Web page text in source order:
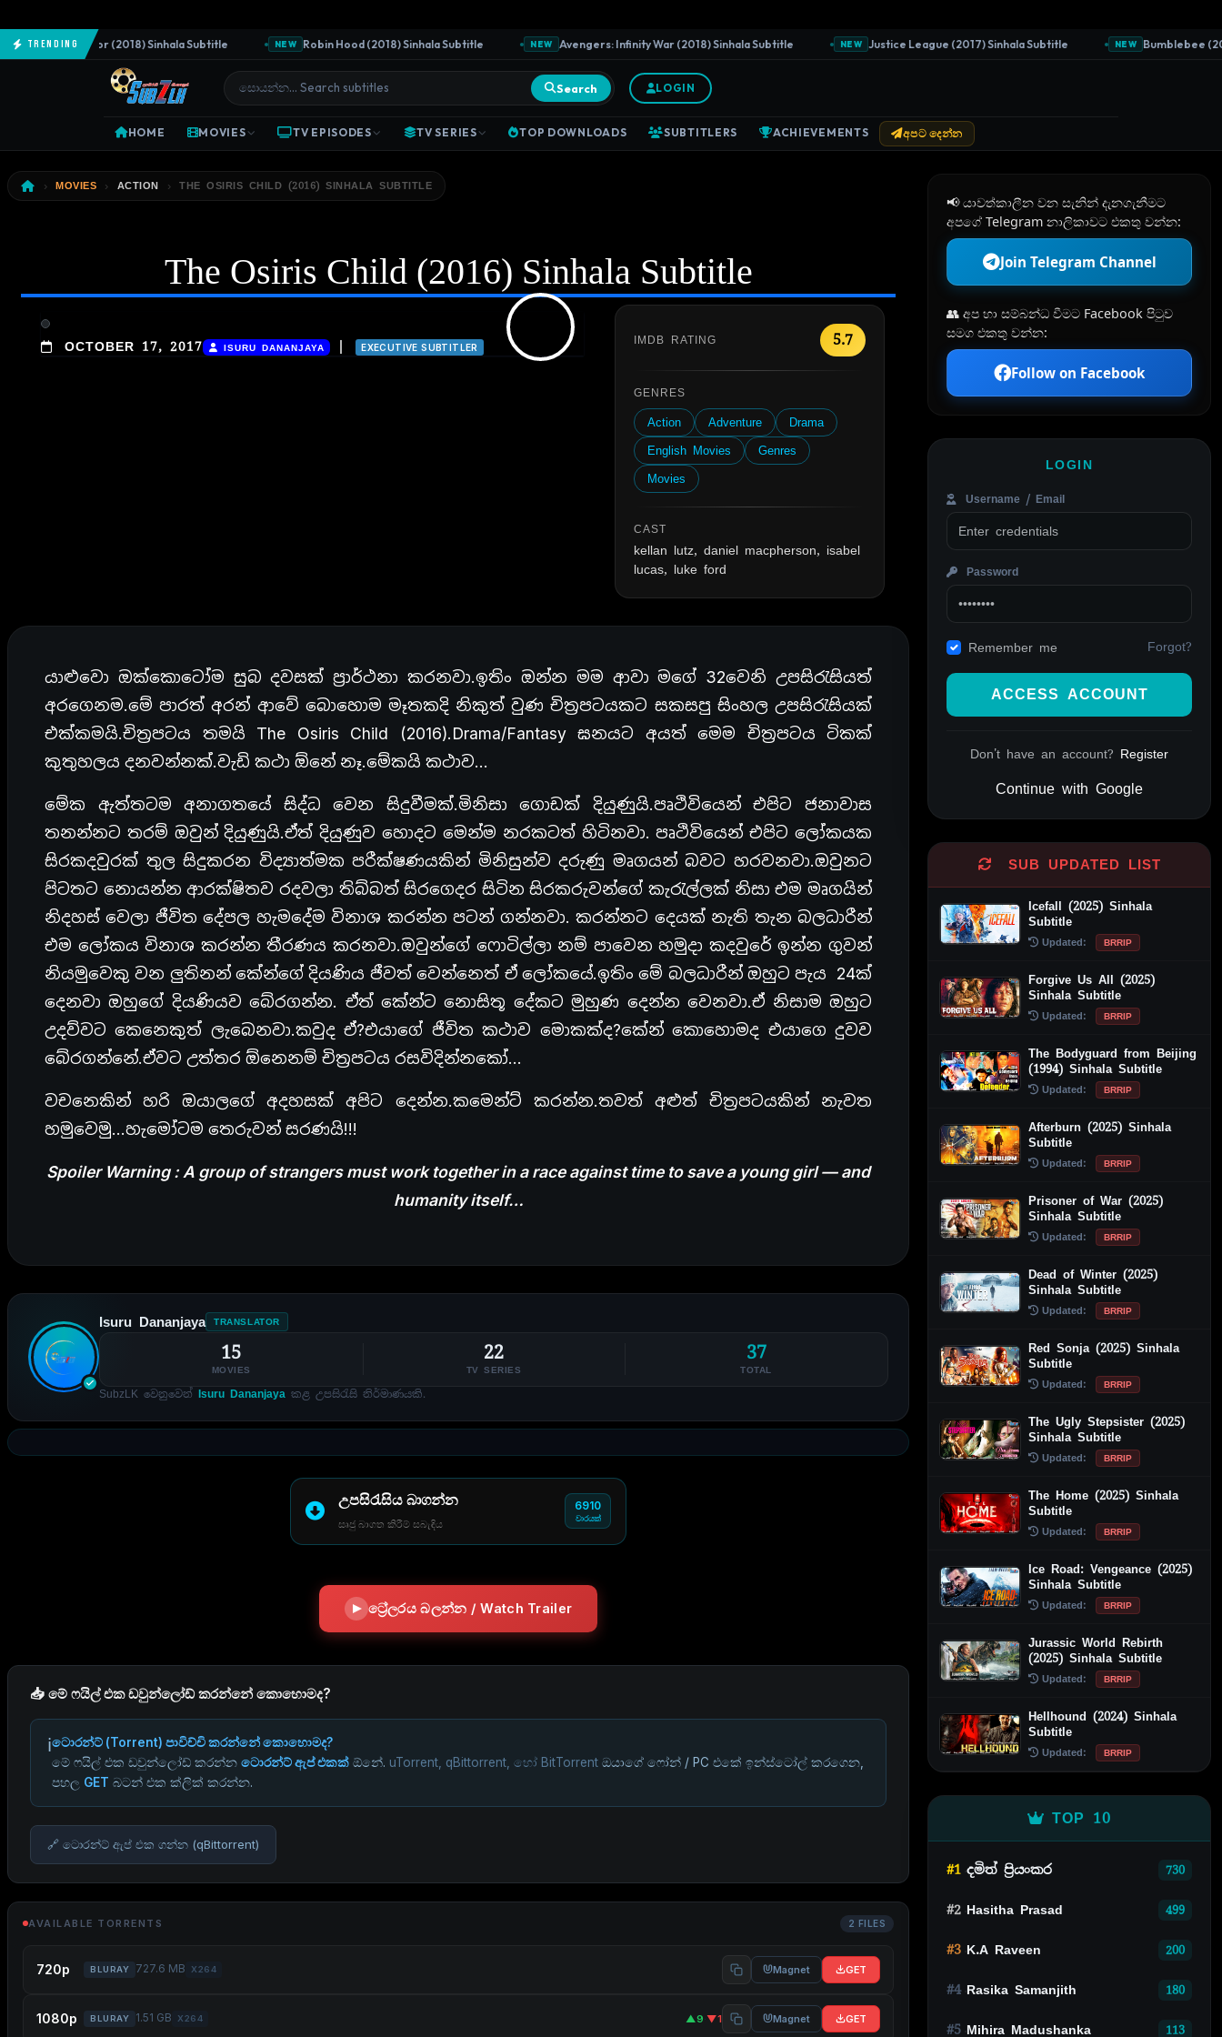
Trending
The Predator (2018) Sinhala Subtitle NEW Robin Hood (2018) Sinhala Subtitle NEW Avengers: Infinity War (2018) Sinhala Subtitle NEW Justice League (2017) Sinhala Subtitle NEW Bumblebee
Search LOGIN
HOME MOVIES TV EPISODES TV SERIES TOP DOWNLOADS SUBTITLERS ACHIEVEMENTS අපට දෙන්න
MOVIES ACTION THE OSIRIS CHILD (2016) SINHALA SUBTITLE
The Osiris Child (2016) Sinhala Subtitle
OCTOBER 17, 2017 ISURU DANANJAYA EXECUTIVE SUBTITLER
IMDB RATING 5.7
GENRES
Action Adventure
Drama
English Movies
Genres
Movies
CAST
kellan lutz, daniel macpherson, isabel
lucas, luke ford
යාළුවො ඔක්කොටෝම සුබ දවසක් ප්‍රාර්ථනා කරනවා.ඉතිං ඔන්න මම ආවා මගේ 32වෙනි උපසිරැසියත්
අරගෙනම.මේ පාරත් අරන් ආවේ බොහොම මෑතකදි නිකුත් වුණ චිත්‍රපටයකට සකසපු සිංහල උපසිරැසියක්
එක්කමයි.චිත්‍රපටය තමයි The Osiris Child (2016).Drama/Fantasy ඝනයට අයත් මෙම චිත්‍රපටය ටිකක්
කුතුහලය දනවන්නක්.වැඩි කථා ඕනේ නෑ.මේකයි කථාව…
මේක ඇත්තටම අනාගතයේ සිද්ධ වෙන සිදුවීමක්.මිනිසා ගොඩක් දියුණුයි.පෘථිවියෙන් එපිට ජනාවාස
තනන්නට තරම් ඔවුන් දියුණුයි.ඒත් දියුණුව හොදට මෙන්ම නරකටත් හිටිනවා. පෘථිවියෙන් එපිට ලෝකයක
සිරකදවුරක් තුල සිදුකරන විද්‍යාත්මක පරීක්ෂණයකින් මිනිසුන්ව දරුණු මෘගයන් බවට හරවනවා.ඔවුනට
පිටතට නොයන්න ආරක්ෂිතව රදවලා තිබ්බත් සිරගෙදර සිටින සිරකරුවන්ගේ කැරැල්ලක් නිසා එම මෘගයින්
නිදහස් වෙලා ජීවිත දේපල හැමදේම විනාශ කරන්න පටන් ගන්නවා. කරන්නට දෙයක් නැති තැන බලධාරීන්
එම ලෝකය විනාශ කරන්න තීරණය කරනවා.ඔවුන්ගේ ෆොටිල්ලා නම් පාවෙන හමුදා කදවුරේ ඉන්න ගුවන්
නියමුවෙකු වන ලුතිනන් කේන්ගේ දියණිය ජීවත් වෙන්නෙත් ඒ ලෝකයේ.ඉතිං මේ බලධාරීන් ඔහුට පැය 24ක්
දෙනවා ඔහුගේ දියණියව බේරගන්න. ඒත් කේන්ට නොසිතූ දේකට මුහුණ දෙන්න වෙනවා.ඒ නිසාම ඔහුට
උදව්වට කෙනෙකුත් ලැබෙනවා.කවුද ඒ?එයාගේ ජීවිත කථාව මොකක්ද?කේන් කොහොමද එයාගෙ දුවව
බේරගන්නේ.ඒවට උත්තර ඕනෙනම් චිත්‍රපටය රසවිදින්නකෝ…
වචනෙකින් හරි ඔයාලගේ අදහසක් අපිට දෙන්න.කමෙන්ට් කරන්න.තවත් අළුත් චිත්‍රපටයකින් නැවත
හමුවෙමු…හැමෝටම තෙරුවන් සරණයි!!!
Spoiler Warning : A group of strangers must work together in a race against time to save a young girl — and
humanity itself…
Isuru Dananjaya TRANSLATOR
15
MOVIES
22
TV SERIES
37
TOTAL
SubzLK වෙනුවෙන් Isuru Dananjaya කළ උපසිරැසි නිර්මාණයකි.
උපසිරැසිය බාගන්න
සෘජු බාගත කිරීම් සබැඳිය
6910
වාරයක්
ට්‍රේලරය බලන්න / Watch Trailer
📥 මේ ෆයිල් එක ඩවුන්ලෝඩ් කරන්නේ කොහොමද?
ℹ️ටොරන්ට් (Torrent) පාවිච්චි කරන්නේ කොහොමද?
මේ ෆයිල් එක ඩවුන්ලෝඩ් කරන්න ටොරන්ට් ඇප් එකක්ඕනේ. uTorrent, qBittorrent, හෝ BitTorrentඔයාගේ ෆෝන් / PC එකේ ඉන්ස්ටෝල් කරගෙන,
පහල GET බටන් එක ක්ලික් කරන්න.
🔗 ටොරන්ට් ඇප් එක ගන්න (qBittorrent)
AVAILABLE TORRENTS 2 FILES
720p BLURAY 727.6 MB X264 Magnet GET
1080p BLURAY 1.51 GB X264 ▲9·▼1 Magnet GET
📢 යාවත්කාලීන වන සැනින් දැනගැනීමට
අපගේ Telegram නාලිකාවට එකතු වන්න:
Join Telegram Channel
👥 අප හා සම්බන්ධ වීමට Facebook පිටුව
සමග එකතු වන්න:
Follow on Facebook
LOGIN
Username / Email
Password
Remember me Forgot?
ACCESS ACCOUNT
Don't have an account? Register
Continue with Google
SUB UPDATED LIST
Icefall (2025) Sinhala
Subtitle
Updated: BRRIP
Forgive Us All (2025)
Sinhala Subtitle
Updated: BRRIP
The Bodyguard from Beijing
(1994) Sinhala Subtitle
Updated: BRRIP
Afterburn (2025) Sinhala
Subtitle
Updated: BRRIP
Prisoner of War (2025)
Sinhala Subtitle
Updated: BRRIP
Dead of Winter (2025)
Sinhala Subtitle
Updated: BRRIP
Red Sonja (2025) Sinhala
Subtitle
Updated: BRRIP
The Ugly Stepsister (2025)
Sinhala Subtitle
Updated: BRRIP
The Home (2025) Sinhala
Subtitle
Updated: BRRIP
Ice Road: Vengeance (2025)
Sinhala Subtitle
Updated: BRRIP
Jurassic World Rebirth
(2025) Sinhala Subtitle
Updated: BRRIP
Hellhound (2024) Sinhala
Subtitle
Updated: BRRIP
TOP 10
#1 දමිත් ප්‍රියංකර 730
#2 Hasitha Prasad 499
#3 K.A Raveen 200
#4 Rasika Samanjith 180
#5 Mihira Madushanka 113